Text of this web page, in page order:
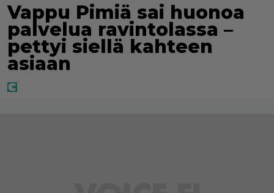
Vappu Pimiä sai huonoa
palvelua ravintolassa –
pettyi siellä kahteen
asiaan